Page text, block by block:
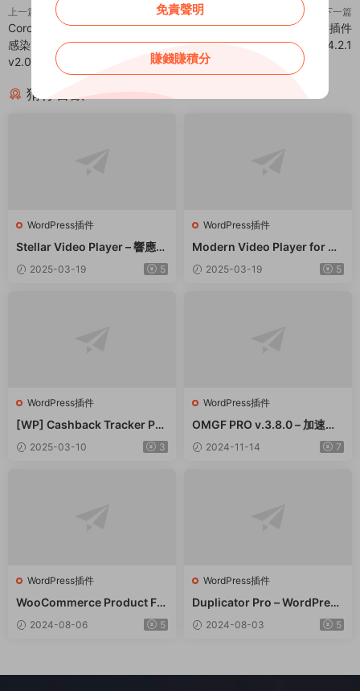
上一篇
Coronar – COVID-19 新冠狀病毒
感染實時數據WordPress插件 –
v2.0.5
下一篇
Ninja Tables Pro 表單構建器插件
– v4.2.1
猜你喜歡
WordPress插件
Stellar Video Player – 響應式
視頻播放器WordPress插件 –
v2.9
2025-03-19 5
WordPress插件
Modern Video Player for W
ordPress – 功能強大的視頻和
音頻播放器 – v10.21
2025-03-19 5
WordPress插件
[WP] Cashback Tracker Pro
v2.6.4 退款追蹤器插件下載
2025-03-10 3
WordPress插件
OMGF PRO v.3.8.0 – 加速谷
歌字體本地化GDPR優化 破解
版插件下載
2024-11-14 7
WordPress插件
WooCommerce Product Filt
er 商品篩選器WordPress插
件 – v8.3.0
2024-08-06 5
WordPress插件
Duplicator Pro – WordPress
備份遷移WordPress插件 – v
4.5.15
2024-08-03 5
免責聲明
賺錢賺積分